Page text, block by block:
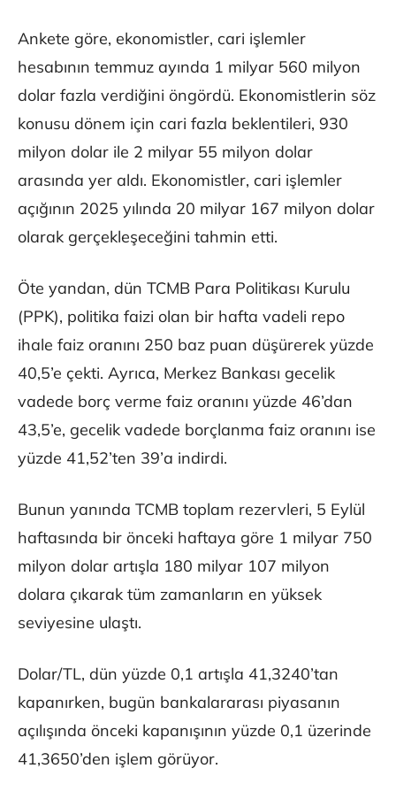
Ankete göre, ekonomistler, cari işlemler
hesabının temmuz ayında 1 milyar 560 milyon
dolar fazla verdiğini öngördü. Ekonomistlerin söz
konusu dönem için cari fazla beklentileri, 930
milyon dolar ile 2 milyar 55 milyon dolar
arasında yer aldı. Ekonomistler, cari işlemler
açığının 2025 yılında 20 milyar 167 milyon dolar
olarak gerçekleşeceğini tahmin etti.
Öte yandan, dün TCMB Para Politikası Kurulu
(PPK), politika faizi olan bir hafta vadeli repo
ihale faiz oranını 250 baz puan düşürerek yüzde
40,5’e çekti. Ayrıca, Merkez Bankası gecelik
vadede borç verme faiz oranını yüzde 46’dan
43,5’e, gecelik vadede borçlanma faiz oranını ise
yüzde 41,52’ten 39’a indirdi.
Bunun yanında TCMB toplam rezervleri, 5 Eylül
haftasında bir önceki haftaya göre 1 milyar 750
milyon dolar artışla 180 milyar 107 milyon
dolara çıkarak tüm zamanların en yüksek
seviyesine ulaştı.
Dolar/TL, dün yüzde 0,1 artışla 41,3240’tan
kapanırken, bugün bankalararası piyasanın
açılışında önceki kapanışının yüzde 0,1 üzerinde
41,3650’den işlem görüyor.